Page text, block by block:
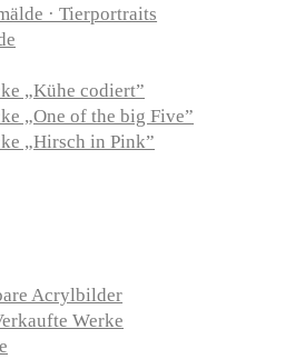
· Tierportraits
„Kühe codiert”
„One of the big Five”
„Hirsch in Pink”
Acrylbilder
Werke